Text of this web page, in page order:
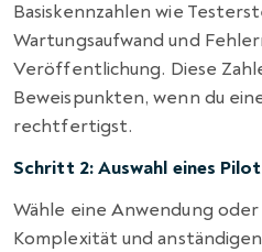
Basiskennzahlen wie
Wartungsaufwand und
Veröffentlichung. Diese
Beweispunkten, wenn du
rechtfertigst.
Schritt 2: Auswahl eines
Wähle eine Anwendung
Komplexität und